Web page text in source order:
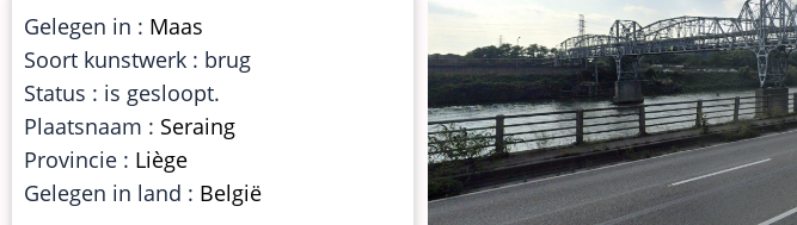
Gelegen in : Maas
Soort kunstwerk : brug
Status : is gesloopt.
Plaatsnaam : Seraing
Provincie : Liège
Gelegen in land : België